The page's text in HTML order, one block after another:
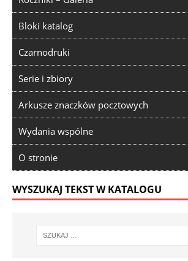
Bloki katalog
Czarnodruki
Serie i zbiory
Arkusze znaczków pocztowych
Wydania wspólne
O stronie
WYSZUKAJ TEKST W KATALOGU